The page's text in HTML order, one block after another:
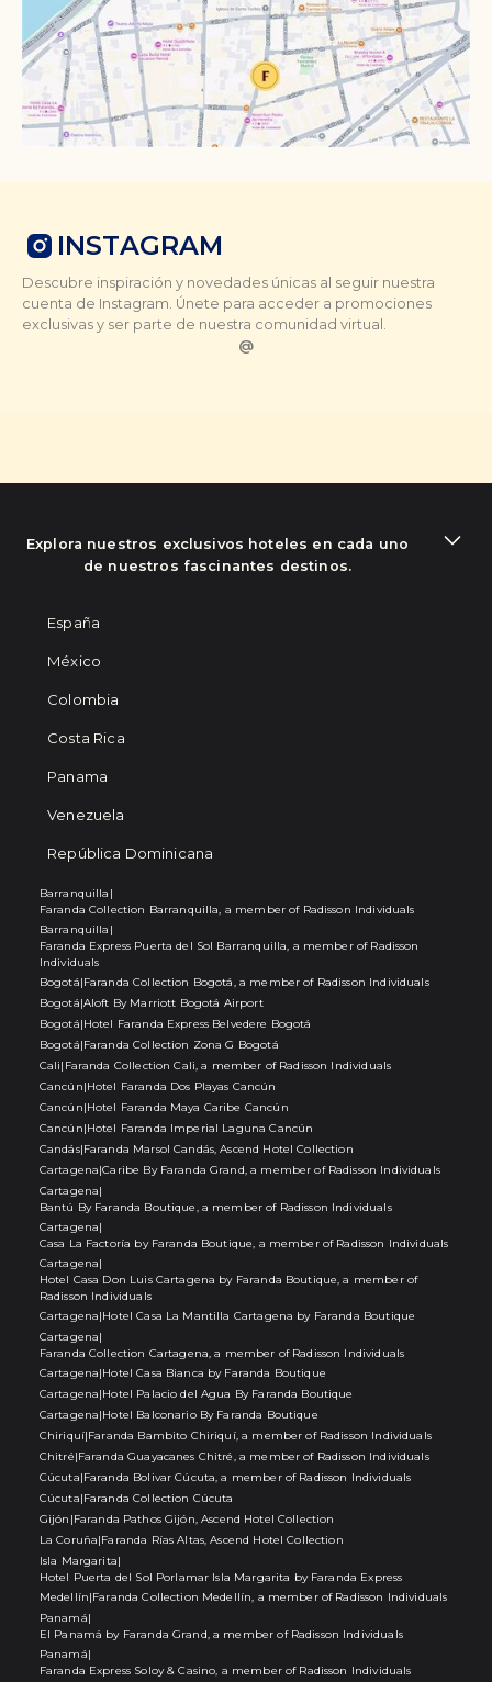
INSTAGRAM
Descubre inspiración y novedades únicas al seguir nuestra
cuenta de Instagram. Únete para acceder a promociones
exclusivas y ser parte de nuestra comunidad virtual.
@
Explora nuestros exclusivos hoteles en cada uno
de nuestros fascinantes destinos.
España
México
Colombia
Costa Rica
Panama
Venezuela
República Dominicana
Barranquilla |
Faranda Collection Barranquilla, a member of Radisson Individuals
Barranquilla |
Faranda Express Puerta del Sol Barranquilla, a member of Radisson
Individuals
Bogotá|Faranda Collection Bogotá, a member of Radisson Individuals
Bogotá|Aloft By Marriott Bogotá Airport
Bogotá|Hotel Faranda Express Belvedere Bogotá
Bogotá|Faranda Collection Zona G Bogotá
Cali| Faranda Collection Cali, a member of Radisson Individuals
Cancún|Hotel Faranda Dos Playas Cancún
Cancún|Hotel Faranda Maya Caribe Cancún
Cancún|Hotel Faranda Imperial Laguna Cancún
Candás|Faranda Marsol Candás, Ascend Hotel Collection
Cartagena|Caribe By Faranda Grand, a member of Radisson Individuals
Cartagena|
Bantú By Faranda Boutique, a member of Radisson Individuals
Cartagena|
Casa La Factoría by Faranda Boutique, a member of Radisson Individuals
Cartagena|
Hotel Casa Don Luis Cartagena by Faranda Boutique, a member of
Radisson Individuals
Cartagena|Hotel Casa La Mantilla Cartagena by Faranda Boutique
Cartagena|
Faranda Collection Cartagena, a member of Radisson Individuals
Cartagena|Hotel Casa Bianca by Faranda Boutique
Cartagena|Hotel Palacio del Agua By Faranda Boutique
Cartagena|Hotel Balconario By Faranda Boutique
Chiriquí|Faranda Bambito Chiriquí, a member of Radisson Individuals
Chitré|Faranda Guayacanes Chitré, a member of Radisson Individuals
Cúcuta|Faranda Bolivar Cúcuta, a member of Radisson Individuals
Cúcuta|Faranda Collection Cúcuta
Gijón |Faranda Pathos Gijón, Ascend Hotel Collection
La Coruña|Faranda Rías Altas, Ascend Hotel Collection
Isla Margarita|
Hotel Puerta del Sol Porlamar Isla Margarita by Faranda Express
Medellín|Faranda Collection Medellín, a member of Radisson Individuals
Panamá|
El Panamá by Faranda Grand, a member of Radisson Individuals
Panamá|
Faranda Express Soloy & Casino, a member of Radisson Individuals